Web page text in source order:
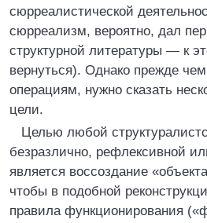
сюрреалистической
сюрреализм, вероятно, дал
структурной литературы — к
вернуться). Однако прежде
операциям, нужно сказать
цели.
Целью любой
безразлично, рефлексивной
является воссоздание
чтобы в подобной
правила функционирования